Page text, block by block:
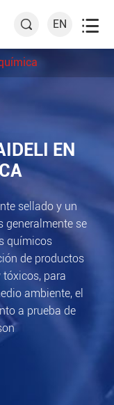
 EN 
EN
sellado y un
generalmente se
químicos
de productos
para
ambiente, el
a prueba de